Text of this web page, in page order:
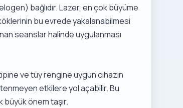
bağlıdır. Lazer, en çok büyüme
bu evrede yakalanabilmesi
seanslar halinde uygulanması
ve tüy rengine uygun cihazın
etkilere yol açabilir. Bu
önem taşır.